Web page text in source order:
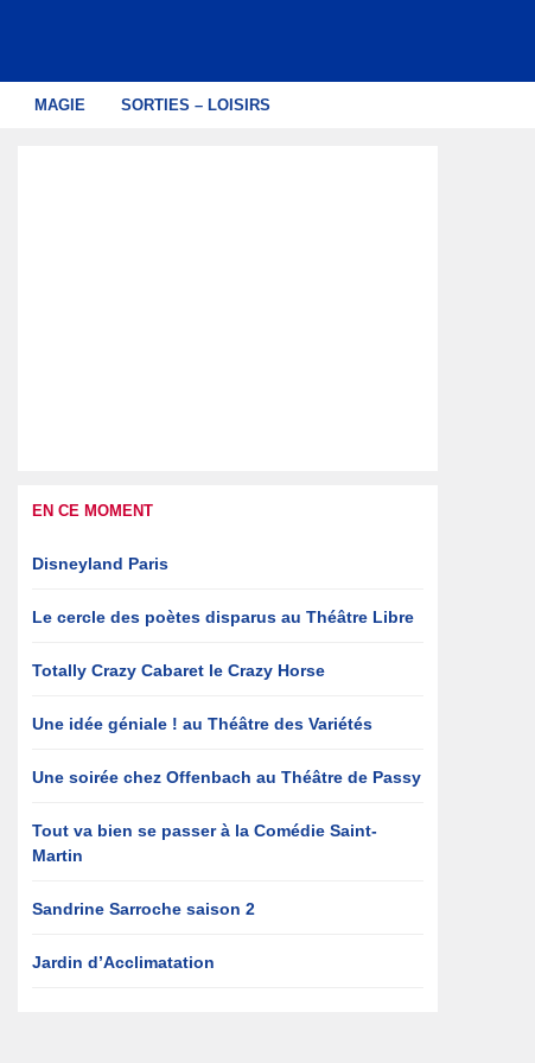
MAGIE SORTIES – LOISIRS
EN CE MOMENT
Disneyland Paris
Le cercle des poètes disparus au Théâtre Libre
Totally Crazy Cabaret le Crazy Horse
Une idée géniale ! au Théâtre des Variétés
Une soirée chez Offenbach au Théâtre de Passy
Tout va bien se passer à la Comédie Saint-
Martin
Sandrine Sarroche saison 2
Jardin d’Acclimatation